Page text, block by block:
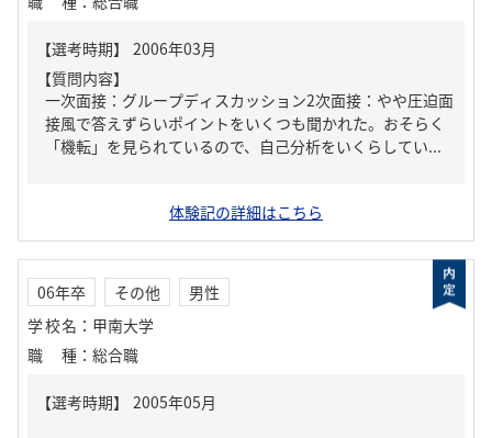
【質問内容】
一次面接：グループディスカッション2次面接：やや圧迫面
接風で答えずらいポイントをいくつも聞かれた。おそらく
「機転」を見られているので、自己分析をいくらしてい...
体験記の詳細はこちら
06年卒 その他
男性
学校名 ： 甲南大学
職種 ： 総合職